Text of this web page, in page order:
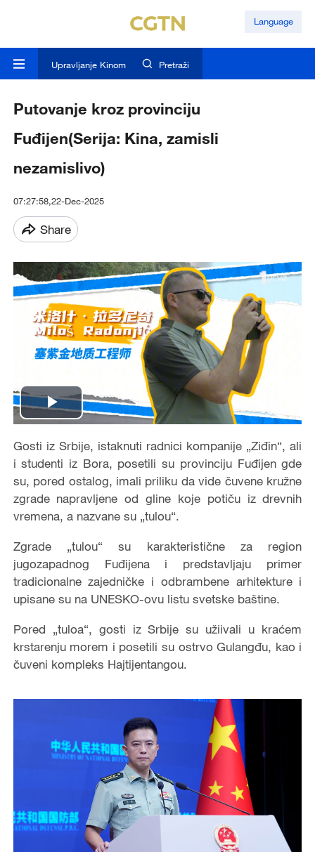
Language
Upravljanje Kinom Pretraži
Putovanje kroz provinciju
Fuđijen(Serija: Kina, zamisli
nezamislivo)
07:27:58,22-Dec-2025
Share
Play
Video
Gosti iz Srbije, istaknuti radnici kompanije „Ziđin“, ali
i studenti iz Bora, posetili su provinciju Fuđijen gde
su, pored ostalog, imali priliku da vide čuvene kružne
zgrade napravljene od gline koje potiču iz drevnih
vremena, a nazvane su „tulou“.
Zgrade „tulou“ su karakteristične za region
jugozapadnog Fuđijena i predstavljaju primer
tradicionalne zajedničke i odbrambene arhitekture i
upisane su na UNESKO-ovu listu svetske baštine.
Pored „tuloa“, gosti iz Srbije su užiivali u kraćem
krstarenju morem i posetili su ostrvo Gulangđu, kao i
čuveni kompleks Hajtijentangou.